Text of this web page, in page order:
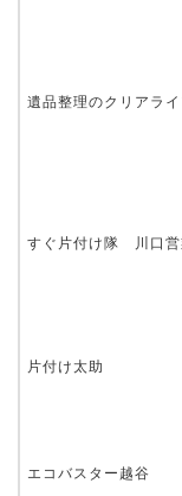
遺品整理のクリアライ
すぐ片付け隊 川口営
片付け太助
エコバスター越谷